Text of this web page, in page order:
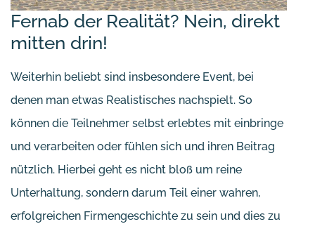
Fernab der Realität? Nein, direkt
mitten drin!
Weiterhin beliebt sind insbesondere Event, bei
denen man etwas Realistisches nachspielt. So
können die Teilnehmer selbst erlebtes mit einbringe
und verarbeiten oder fühlen sich und ihren Beitrag
nützlich. Hierbei geht es nicht bloß um reine
Unterhaltung, sondern darum Teil einer wahren,
erfolgreichen Firmengeschichte zu sein und dies zu